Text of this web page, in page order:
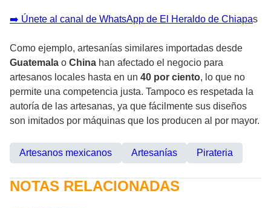
➡️ Únete al canal de WhatsApp de El Heraldo de Chiapas
Como ejemplo, artesanías similares importadas desde
Guatemala o China han afectado el negocio para
artesanos locales hasta en un 40 por ciento, lo que no
permite una competencia justa. Tampoco es respetada la
autoría de las artesanas, ya que fácilmente sus diseños
son imitados por máquinas que los producen al por mayor.
Artesanos mexicanos Artesanías Pirateria
NOTAS RELACIONADAS